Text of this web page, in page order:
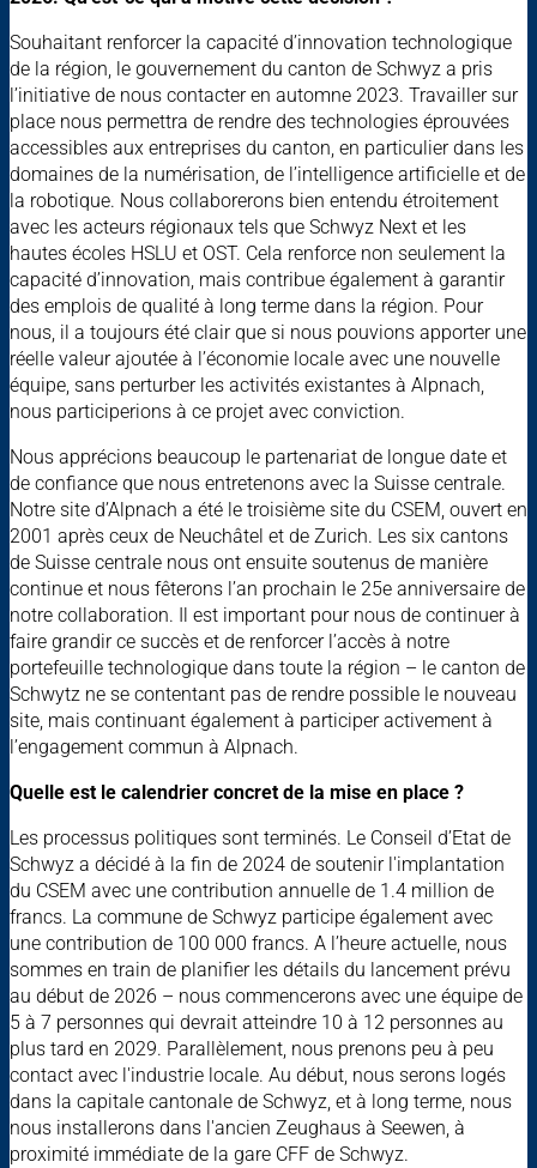
Souhaitant renforcer la capacité d’innovation technologique
de la région, le gouvernement du canton de Schwyz a pris
l’initiative de nous contacter en automne 2023. Travailler sur
place nous permettra de rendre des technologies éprouvées
accessibles aux entreprises du canton, en particulier dans les
domaines de la numérisation, de l’intelligence artificielle et de
la robotique. Nous collaborerons bien entendu étroitement
avec les acteurs régionaux tels que Schwyz Next et les
hautes écoles HSLU et OST. Cela renforce non seulement la
capacité d’innovation, mais contribue également à garantir
des emplois de qualité à long terme dans la région. Pour
nous, il a toujours été clair que si nous pouvions apporter une
réelle valeur ajoutée à l’économie locale avec une nouvelle
équipe, sans perturber les activités existantes à Alpnach,
nous participerions à ce projet avec conviction.
Nous apprécions beaucoup le partenariat de longue date et
de confiance que nous entretenons avec la Suisse centrale.
Notre site d’Alpnach a été le troisième site du CSEM, ouvert en
2001 après ceux de Neuchâtel et de Zurich. Les six cantons
de Suisse centrale nous ont ensuite soutenus de manière
continue et nous fêterons l’an prochain le 25e anniversaire de
notre collaboration. Il est important pour nous de continuer à
faire grandir ce succès et de renforcer l’accès à notre
portefeuille technologique dans toute la région – le canton de
Schwytz ne se contentant pas de rendre possible le nouveau
site, mais continuant également à participer activement à
l’engagement commun à Alpnach.
Quelle est le calendrier concret de la mise en place ?
Les processus politiques sont terminés. Le Conseil d’Etat de
Schwyz a décidé à la fin de 2024 de soutenir l'implantation
du CSEM avec une contribution annuelle de 1.4 million de
francs. La commune de Schwyz participe également avec
une contribution de 100 000 francs. A l’heure actuelle, nous
sommes en train de planifier les détails du lancement prévu
au début de 2026 – nous commencerons avec une équipe de
5 à 7 personnes qui devrait atteindre 10 à 12 personnes au
plus tard en 2029. Parallèlement, nous prenons peu à peu
contact avec l'industrie locale. Au début, nous serons logés
dans la capitale cantonale de Schwyz, et à long terme, nous
nous installerons dans l'ancien Zeughaus à Seewen, à
proximité immédiate de la gare CFF de Schwyz.